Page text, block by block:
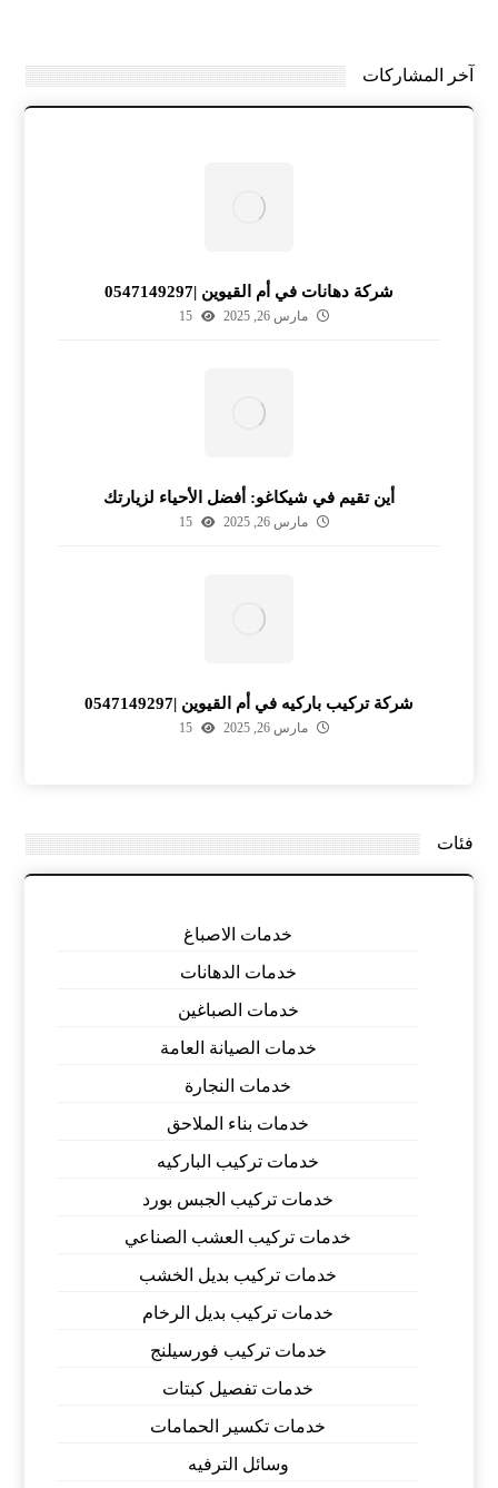
آخر المشاركات
شركة دهانات في أم القيوين |0547149297
مارس 26, 2025 15
أين تقيم في شيكاغو: أفضل الأحياء لزيارتك
مارس 26, 2025 15
شركة تركيب باركيه في أم القيوين |0547149297
مارس 26, 2025 15
فئات
خدمات الاصباغ
خدمات الدهانات
خدمات الصباغين
خدمات الصيانة العامة
خدمات النجارة
خدمات بناء الملاحق
خدمات تركيب الباركيه
خدمات تركيب الجبس بورد
خدمات تركيب العشب الصناعي
خدمات تركيب بديل الخشب
خدمات تركيب بديل الرخام
خدمات تركيب فورسيلنج
خدمات تفصيل كبتات
خدمات تكسير الحمامات
وسائل الترفيه